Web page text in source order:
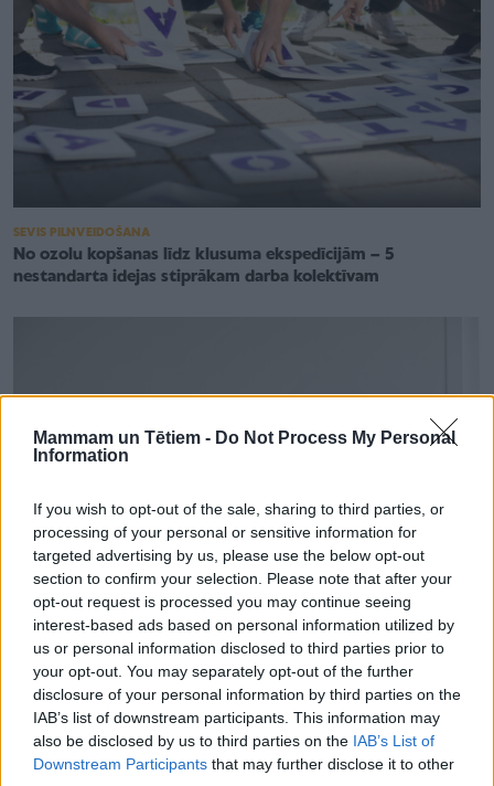
Mammam un Tētiem - Do Not Process My Personal
Information
If you wish to opt-out of the sale, sharing to third parties, or
processing of your personal or sensitive information for
targeted advertising by us, please use the below opt-out
section to confirm your selection. Please note that after your
opt-out request is processed you may continue seeing
interest-based ads based on personal information utilized by
us or personal information disclosed to third parties prior to
your opt-out. You may separately opt-out of the further
disclosure of your personal information by third parties on the
IAB’s list of downstream participants. This information may
also be disclosed by us to third parties on the IAB’s List of
Downstream Participants that may further disclose it to other
SEVIS PILNVEIDOŠANA
No ozolu kopšanas līdz klusuma ekspedīcijām – 5
nestandarta idejas stiprākam darba kolektīvam
SPECIĀLISTU VIEDOKĻI
Pilnībā “atslēgties” no darbiem vai daļēji būt pieejamam –
par ko liecina mūsu atvaļinājuma paradumi?